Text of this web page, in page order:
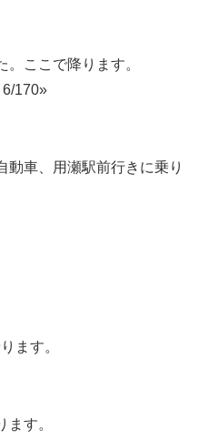
ここで降ります。
170»
動車、用瀬駅前行きに乗り
ます。
す。